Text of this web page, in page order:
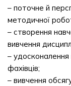
– поточне й
методичної
– створення
вивчення
– удосконалення
фахівців;
– вивчення